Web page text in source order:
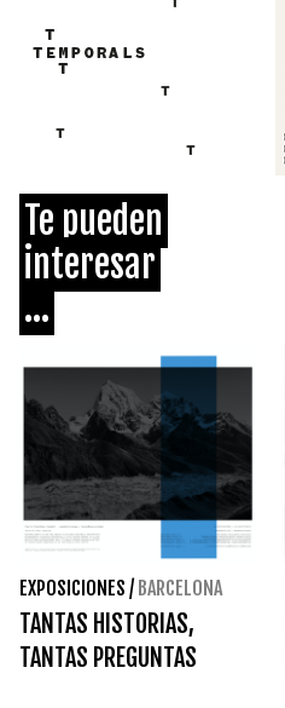
Te pueden
interesar
...
EXPOSICIONES / BARCELONA
TANTAS HISTORIAS,
TANTAS PREGUNTAS